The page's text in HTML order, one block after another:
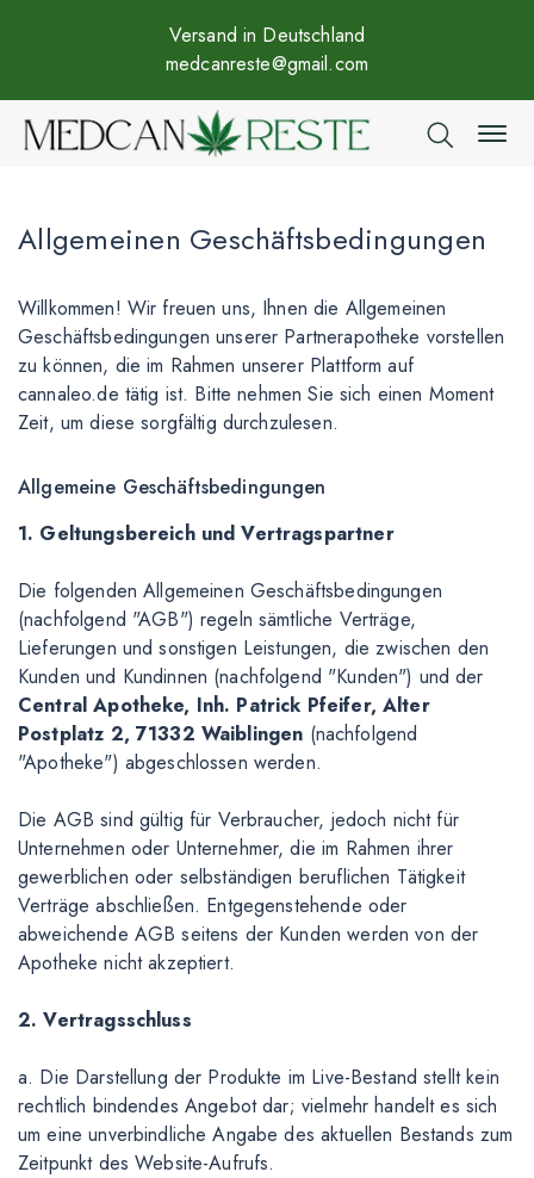
Versand in Deutschland
medcanreste@gmail.com
Allgemeinen Geschäftsbedingungen
Willkommen! Wir freuen uns, Ihnen die Allgemeinen
Geschäftsbedingungen unserer Partnerapotheke vorstellen
zu können, die im Rahmen unserer Plattform auf
cannaleo.de tätig ist. Bitte nehmen Sie sich einen Moment
Zeit, um diese sorgfältig durchzulesen.
Allgemeine Geschäftsbedingungen
1. Geltungsbereich und Vertragspartner
Die folgenden Allgemeinen Geschäftsbedingungen
(nachfolgend "AGB") regeln sämtliche Verträge,
Lieferungen und sonstigen Leistungen, die zwischen den
Kunden und Kundinnen (nachfolgend "Kunden") und der
Central Apotheke, Inh. Patrick Pfeifer, Alter
Postplatz 2, 71332 Waiblingen (nachfolgend
"Apotheke") abgeschlossen werden.
Die AGB sind gültig für Verbraucher, jedoch nicht für
Unternehmen oder Unternehmer, die im Rahmen ihrer
gewerblichen oder selbständigen beruflichen Tätigkeit
Verträge abschließen. Entgegenstehende oder
abweichende AGB seitens der Kunden werden von der
Apotheke nicht akzeptiert.
2. Vertragsschluss
a. Die Darstellung der Produkte im Live-Bestand stellt kein
rechtlich bindendes Angebot dar; vielmehr handelt es sich
um eine unverbindliche Angabe des aktuellen Bestands zum
Zeitpunkt des Website-Aufrufs.